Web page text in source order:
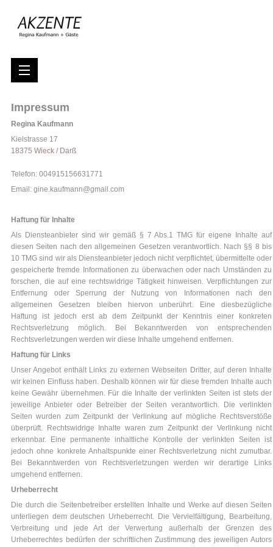
Impressum
Regina Kaufmann
Kielstrasse 17
18375 Wieck / Darß
Telefon: 004915156631771
Email: gine.kaufmann@gmail.com
Haftung für Inhalte
Als Diensteanbieter sind wir gemäß § 7 Abs.1 TMG für eigene Inhalte auf
diesen Seiten nach den allgemeinen Gesetzen verantwortlich. Nach §§ 8 bis
10 TMG sind wir als Diensteanbieter jedoch nicht verpflichtet, übermittelte oder
gespeicherte fremde Informationen zu überwachen oder nach Umständen zu
forschen, die auf eine rechtswidrige Tätigkeit hinweisen. Verpflichtungen zur
Entfernung oder Sperrung der Nutzung von Informationen nach den
allgemeinen Gesetzen bleiben hiervon unberührt. Eine diesbezügliche
Haftung ist jedoch erst ab dem Zeitpunkt der Kenntnis einer konkreten
Rechtsverletzung möglich. Bei Bekanntwerden von entsprechenden
Rechtsverletzungen werden wir diese Inhalte umgehend entfernen.
Haftung für Links
Unser Angebot enthält Links zu externen Webseiten Dritter, auf deren Inhalte
wir keinen Einfluss haben. Deshalb können wir für diese fremden Inhalte auch
keine Gewähr übernehmen. Für die Inhalte der verlinkten Seiten ist stets der
jeweilige Anbieter oder Betreiber der Seiten verantwortlich. Die verlinkten
Seiten wurden zum Zeitpunkt der Verlinkung auf mögliche Rechtsverstöße
überprüft. Rechtswidrige Inhalte waren zum Zeitpunkt der Verlinkung nicht
erkennbar. Eine permanente inhaltliche Kontrolle der verlinkten Seiten ist
jedoch ohne konkrete Anhaltspunkte einer Rechtsverletzung nicht zumutbar.
Bei Bekanntwerden von Rechtsverletzungen werden wir derartige Links
umgehend entfernen.
Urheberrecht
Die durch die Seitenbetreiber erstellten Inhalte und Werke auf diesen Seiten
unterliegen dem deutschen Urheberrecht. Die Vervielfältigung, Bearbeitung,
Verbreitung und jede Art der Verwertung außerhalb der Grenzen des
Urheberrechtes bedürfen der schriftlichen Zustimmung des jeweiligen Autors